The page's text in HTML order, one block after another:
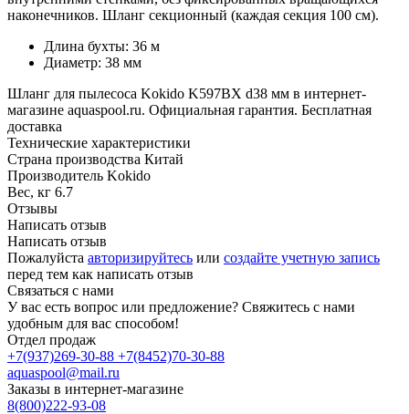
наконечников. Шланг секционный (каждая секция 100 см).
Длина бухты: 36 м
Диаметр: 38 мм
Шланг для пылесоса Kokido K597BX d38 мм в интернет-
магазине aquaspool.ru. Официальная гарантия. Бесплатная
доставка
Технические характеристики
Страна производства Китай
Производитель Kokido
Вес, кг 6.7
Отзывы
Написать отзыв
Написать отзыв
Пожалуйста авторизируйтесь или создайте учетную запись
перед тем как написать отзыв
Связаться с нами
У вас есть вопрос или предложение? Свяжитесь с нами
удобным для вас способом!
Отдел продаж
+7(937)269-30-88 +7(8452)70-30-88
aquaspool@mail.ru
Заказы в интернет-магазине
8(800)222-93-08